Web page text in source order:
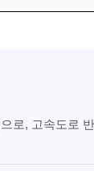
, 고속도로